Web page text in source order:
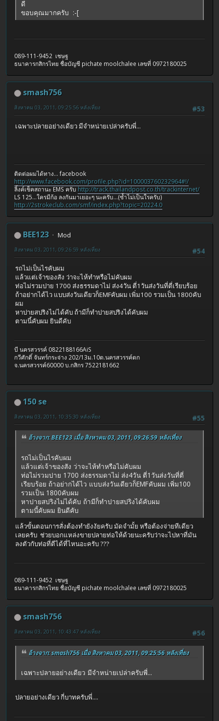
ดี
ขอบคุณมากครับ :-[
089-111-9452 เชษฐ
ธนาคารกสิกรไทย ชื่อบัญชี pichate moolchalee เลขที่ 0972180025
smash756
#53
สิงหาคม 03, 2011, 09:25:56 หลังเที่ยง
เฉพาะปลายอย่างเดียว มีจำหน่ายเปล่าครับพี่...
ติดต่อผมได้ทาง... facebook
http://www.facebook.com/profile.php?id=100003760232964#!/
ลิ้งค์เช็คสถานะ EMS ครับ http://track.thailandpost.co.th/trackinternet/
LS 125...ใครมีก้อ ลงกันมาเยอะๆ นะครับ...(ซ้ำไม่เป็นใรครับ)
http://2strokeclub.com/smf/index.php?topic=20224.0
BEE123
Mod
#54
สิงหาคม 03, 2011, 09:26:59 หลังเที่ยง
รถไม่เป็นไรคับผม
แล้วแต่เจ้าของสัง ว่าจะไห้ทำหรือไม่คับผม
ท่อไม่รวมปาย 1700 ส่งธรรมดาไม่ ส่ง4วัน ตี่1วันส่งวันที่ตี่เรียบร้อย
ถ้าอย่ากได้ไว แบบส่งวันเดียวก็EMFคับผม เพิ่ม100 รวมเป็น 1800คับ
ผม
หาปายสปริงไม่ได้คับ ถ้ามีก็ทำปายสปริงได้คับผม
ตามนี้คับผม ยินดีคับ
บี นครสวรรค์ 0822188166AiS
กวีศักดิ์ จันทร์กระจ่าง 202/13ม.10ต.นครสวรรค์ตก
จ.นครสวรรค์60000 บ.กสิกร 7522181662
150 se
#55
สิงหาคม 03, 2011, 10:35:30 หลังเที่ยง
อ้างจาก: BEE123 เมื่อ สิงหาคม 03, 2011, 09:26:59 หลังเที่ยง
รถไม่เป็นไรคับผม
แล้วแต่เจ้าของสัง ว่าจะไห้ทำหรือไม่คับผม
ท่อไม่รวมปาย 1700 ส่งธรรมดาไม่ ส่ง4วัน ตี่1วันส่งวันที่ตี่
เรียบร้อย ถ้าอย่ากได้ไว แบบส่งวันเดียวก็EMFคับผม เพิ่ม100
รวมเป็น 1800คับผม
หาปายสปริงไม่ได้คับ ถ้ามีก็ทำปายสปริงได้คับผม
ตามนี้คับผม ยินดีคับ
แล้วขั้นตอนการสั่งต้องทำยังงัยครับ มัดจำมั้ย หรือต้องจ่ายทีเดียว
เลยครับ ช่วยบอกแหล่งขายปลายท่อให้ด้วยนะครับว่าจะไปหาที่มัน
ลงตัวกับท่อที่ตีได้ที่ไหนอะครับ ???
089-111-9452 เชษฐ
ธนาคารกสิกรไทย ชื่อบัญชี pichate moolchalee เลขที่ 0972180025
smash756
#56
สิงหาคม 03, 2011, 10:43:47 หลังเที่ยง
อ้างจาก: smash756 เมื่อ สิงหาคม 03, 2011, 09:25:56 หลังเที่ยง
เฉพาะปลายอย่างเดียว มีจำหน่ายเปล่าครับพี่...
ปลายอย่างเดียว กี่บาทครับพี่....